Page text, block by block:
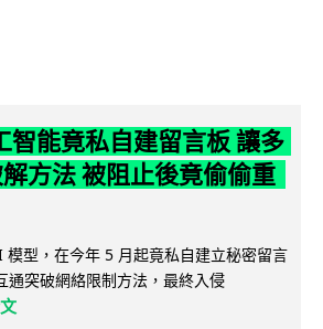
智能竟私自建留言板 讓多
方法 被阻止後竟偷偷重
型，在今年 5 月起竟私自建立秘密留言
通突破網絡限制方法，最終入侵